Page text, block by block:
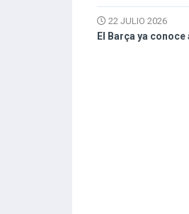
22 JULIO 2026
El Barça ya